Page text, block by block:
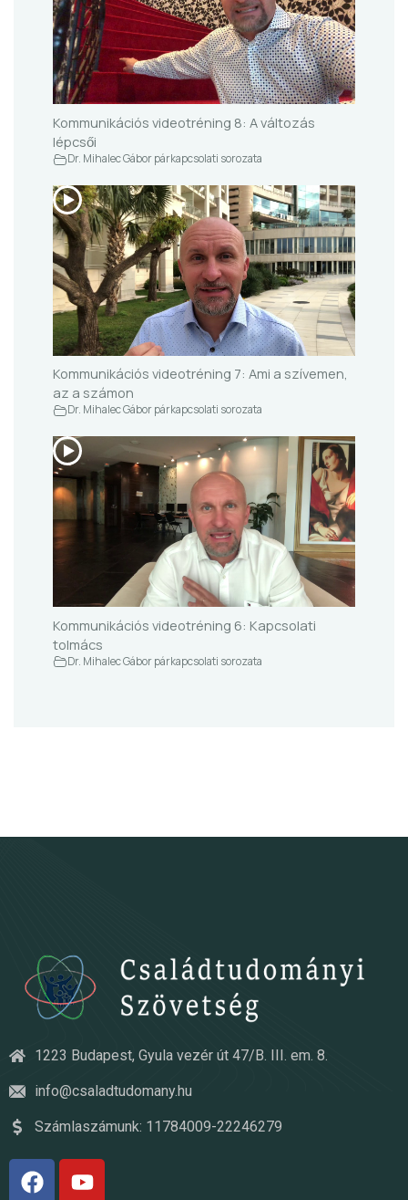
Kommunikációs videotréning 8: A változás
lépcsői
Dr. Mihalec Gábor párkapcsolati sorozata
Kommunikációs videotréning 7: Ami a szívemen,
az a számon
Dr. Mihalec Gábor párkapcsolati sorozata
Kommunikációs videotréning 6: Kapcsolati
tolmács
Dr. Mihalec Gábor párkapcsolati sorozata
1223 Budapest, Gyula vezér út 47/B. III. em. 8.
info@csaladtudomany.hu
Számlaszámunk: 11784009-22246279